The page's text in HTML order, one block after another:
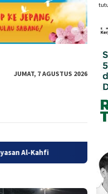
JUMAT, 7 AGUSTUS 2026
Lapas Kelas IIA Cilegon